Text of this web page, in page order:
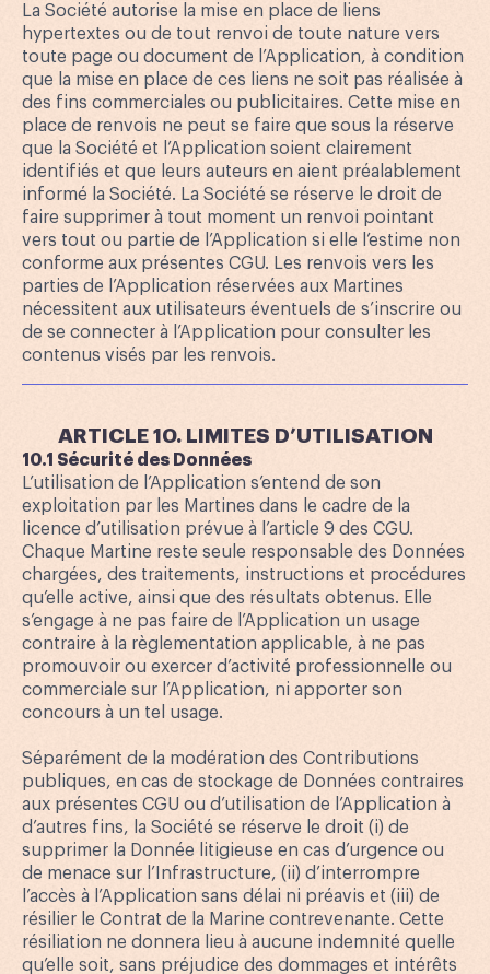
La Société autorise la mise en place de liens
hypertextes ou de tout renvoi de toute nature vers
toute page ou document de l’Application, à condition
que la mise en place de ces liens ne soit pas réalisée à
des fins commerciales ou publicitaires. Cette mise en
place de renvois ne peut se faire que sous la réserve
que la Société et l’Application soient clairement
identifiés et que leurs auteurs en aient préalablement
informé la Société. La Société se réserve le droit de
faire supprimer à tout moment un renvoi pointant
vers tout ou partie de l’Application si elle l’estime non
conforme aux présentes CGU. Les renvois vers les
parties de l’Application réservées aux Martines
nécessitent aux utilisateurs éventuels de s’inscrire ou
de se connecter à l’Application pour consulter les
contenus visés par les renvois.
ARTICLE 10. LIMITES D’UTILISATION
10.1 Sécurité des Données
L’utilisation de l’Application s’entend de son
exploitation par les Martines dans le cadre de la
licence d’utilisation prévue à l’article 9 des CGU.
Chaque Martine reste seule responsable des Données
chargées, des traitements, instructions et procédures
qu’elle active, ainsi que des résultats obtenus. Elle
s’engage à ne pas faire de l’Application un usage
contraire à la règlementation applicable, à ne pas
promouvoir ou exercer d’activité professionnelle ou
commerciale sur l’Application, ni apporter son
concours à un tel usage.
Séparément de la modération des Contributions
publiques, en cas de stockage de Données contraires
aux présentes CGU ou d’utilisation de l’Application à
d’autres fins, la Société se réserve le droit (i) de
supprimer la Donnée litigieuse en cas d’urgence ou
de menace sur l’Infrastructure, (ii) d’interrompre
l’accès à l’Application sans délai ni préavis et (iii) de
résilier le Contrat de la Marine contrevenante. Cette
résiliation ne donnera lieu à aucune indemnité quelle
qu’elle soit, sans préjudice des dommages et intérêts